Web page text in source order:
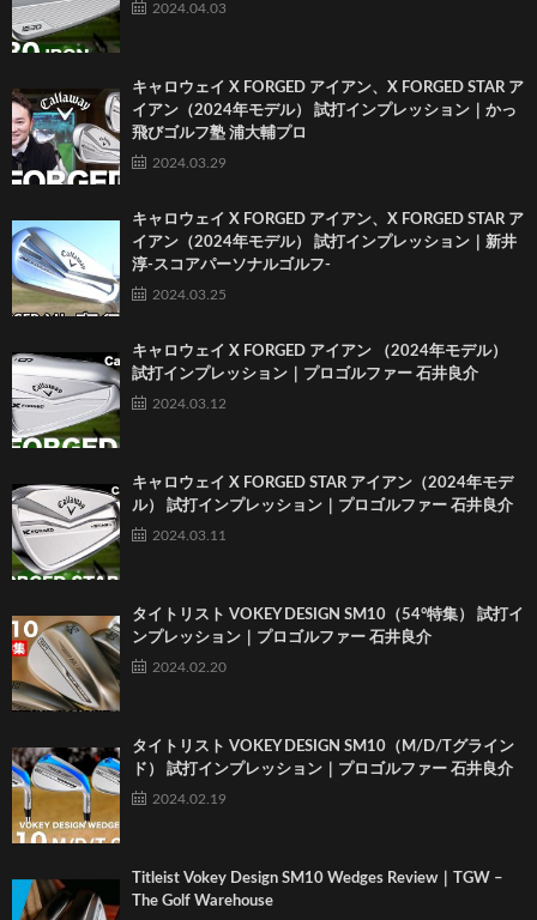
2024.04.03
キャロウェイ X FORGED アイアン、X FORGED STAR ア
イアン（2024年モデル） 試打インプレッション｜かっ
飛びゴルフ塾 浦大輔プロ
2024.03.29
キャロウェイ X FORGED アイアン、X FORGED STAR ア
イアン（2024年モデル） 試打インプレッション｜新井
淳-スコアパーソナルゴルフ-
2024.03.25
キャロウェイ X FORGED アイアン （2024年モデル）
試打インプレッション｜プロゴルファー 石井良介
2024.03.12
キャロウェイ X FORGED STAR アイアン（2024年モデ
ル） 試打インプレッション｜プロゴルファー 石井良介
2024.03.11
タイトリスト VOKEY DESIGN SM10（54°特集） 試打イ
ンプレッション｜プロゴルファー 石井良介
2024.02.20
タイトリスト VOKEY DESIGN SM10（M/D/Tグライン
ド） 試打インプレッション｜プロゴルファー 石井良介
2024.02.19
Titleist Vokey Design SM10 Wedges Review｜TGW –
The Golf Warehouse